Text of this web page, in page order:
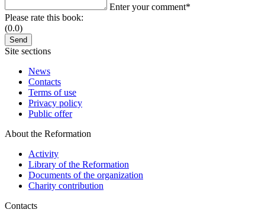
Enter your comment*
Please rate this book:
(0.0)
Site sections
News
Contacts
Terms of use
Privacy policy
Public offer
About the Reformation
Activity
Library of the Reformation
Documents of the organization
Charity contribution
Contacts